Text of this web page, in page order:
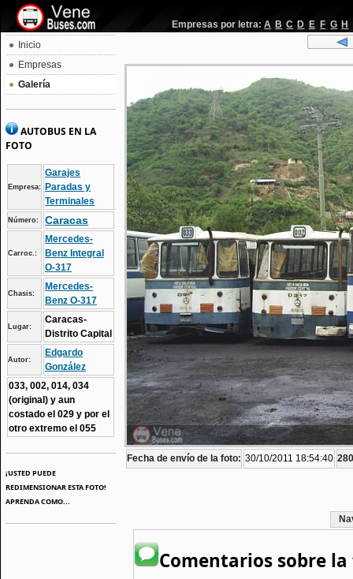
Empresas por letra: A B C D E F G H
Inicio
Empresas
Galería
AUTOBUS EN LA
FOTO
Empresa:
Garajes
Paradas y
Terminales
Número: Caracas
Carroc.:
Mercedes-
Benz Integral
O-317
Chasis:
Mercedes-
Benz O-317
Lugar:
Caracas-
Distrito Capital
Autor:
Edgardo
González
033, 002, 014, 034
(original) y aun
costado el 029 y por el
otro extremo el 055
¡USTED PUEDE
REDIMENSIONAR ESTA FOTO!
APRENDA COMO...
Fecha de envío de la foto: 30/10/2011 18:54:40
Comentarios sobre